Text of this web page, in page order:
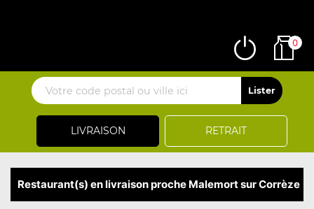
LIVRAISON RETRAIT
0
Restaurant(s) en livraison proche Malemort sur Corrèze